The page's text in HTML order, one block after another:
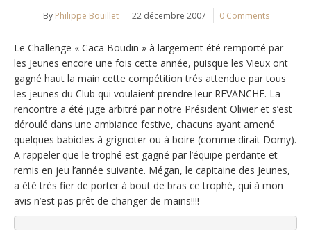
By Philippe Bouillet 22 décembre 2007 0 Comments
Le Challenge « Caca Boudin » à largement été remporté par
les Jeunes encore une fois cette année, puisque les Vieux ont
gagné haut la main cette compétition trés attendue par tous
les jeunes du Club qui voulaient prendre leur REVANCHE. La
rencontre a été juge arbitré par notre Président Olivier et s’est
déroulé dans une ambiance festive, chacuns ayant amené
quelques babioles à grignoter ou à boire (comme dirait Domy).
A rappeler que le trophé est gagné par l’équipe perdante et
remis en jeu l’année suivante. Mégan, le capitaine des Jeunes,
a été trés fier de porter à bout de bras ce trophé, qui à mon
avis n’est pas prêt de changer de mains!!!!